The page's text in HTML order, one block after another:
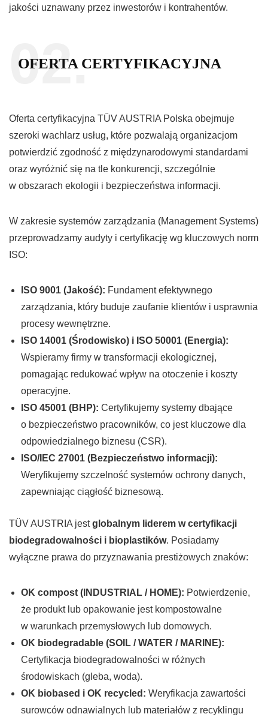
jakości uznawany przez inwestorów i kontrahentów.
02.
OFERTA CERTYFIKACYJNA
Oferta certyfikacyjna TÜV AUSTRIA Polska obejmuje
szeroki wachlarz usług, które pozwalają organizacjom
potwierdzić zgodność z międzynarodowymi standardami
oraz wyróżnić się na tle konkurencji, szczególnie
w obszarach ekologii i bezpieczeństwa informacji.
W zakresie systemów zarządzania (Management Systems)
przeprowadzamy audyty i certyfikację wg kluczowych norm
ISO:
ISO 9001 (Jakość): Fundament efektywnego
zarządzania, który buduje zaufanie klientów i usprawnia
procesy wewnętrzne.
ISO 14001 (Środowisko) i ISO 50001 (Energia):
Wspieramy firmy w transformacji ekologicznej,
pomagając redukować wpływ na otoczenie i koszty
operacyjne.
ISO 45001 (BHP): Certyfikujemy systemy dbające
o bezpieczeństwo pracowników, co jest kluczowe dla
odpowiedzialnego biznesu (CSR).
ISO/IEC 27001 (Bezpieczeństwo informacji):
Weryfikujemy szczelność systemów ochrony danych,
zapewniając ciągłość biznesową.
TÜV AUSTRIA jestglobalnym liderem w certyfikacji
biodegradowalności i bioplastików. Posiadamy
wyłączne prawa do przyznawania prestiżowych znaków:
OK compost (INDUSTRIAL / HOME): Potwierdzenie,
że produkt lub opakowanie jest kompostowalne
w warunkach przemysłowych lub domowych.
OK biodegradable (SOIL / WATER / MARINE):
Certyfikacja biodegradowalności w różnych
środowiskach (gleba, woda).
OK biobased i OK recycled: Weryfikacja zawartości
surowców odnawialnych lub materiałów z recyklingu